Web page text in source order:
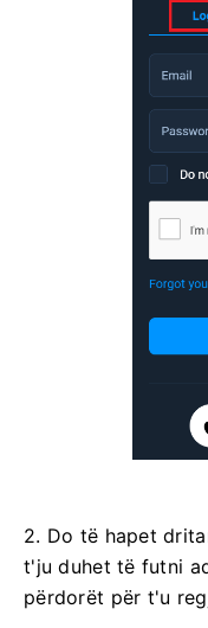
2. Do të hapet
t'ju duhet të futni
përdorët për t'u